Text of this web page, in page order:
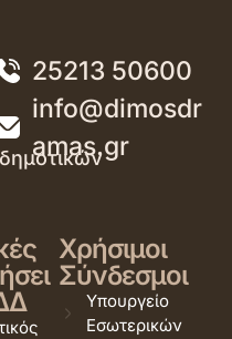
25213 50600
info@dimosdr
amas.gr
Χρήσιμοι
Σύνδεσμοι
Υπουργείο
Εσωτερικών